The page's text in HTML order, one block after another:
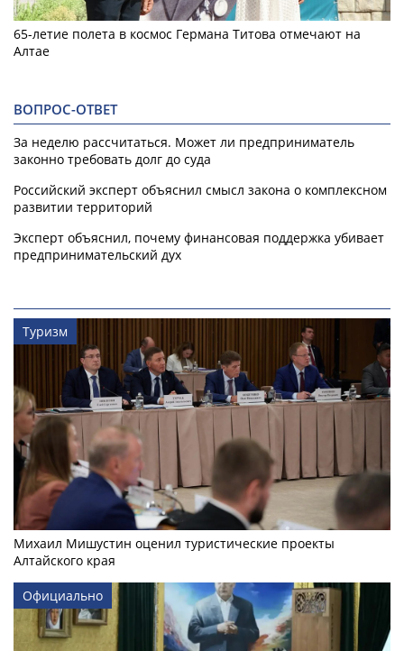
65-летие полета в космос Германа Титова отмечают на
Алтае
ВОПРОС-ОТВЕТ
За неделю рассчитаться. Может ли предприниматель
законно требовать долг до суда
Российский эксперт объяснил смысл закона о комплексном
развитии территорий
Эксперт объяснил, почему финансовая поддержка убивает
предпринимательский дух
Туризм
Михаил Мишустин оценил туристические проекты
Алтайского края
Официально